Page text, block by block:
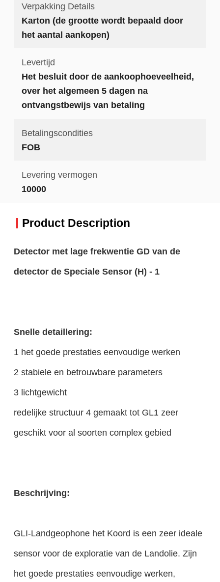
Verpakking Details
Karton (de grootte wordt bepaald door
het aantal aankopen)
Levertijd
Het besluit door de aankoophoeveelheid,
over het algemeen 5 dagen na
ontvangstbewijs van betaling
Betalingscondities
FOB
Levering vermogen
10000
Product Description
Detector met lage frekwentie GD van de
detector de Speciale Sensor (H) - 1
Snelle detaillering:
1 het goede prestaties eenvoudige werken
2 stabiele en betrouwbare parameters
3 lichtgewicht
redelijke structuur 4 gemaakt tot GL1 zeer
geschikt voor al soorten complex gebied
Beschrijving:
GLI-Landgeophone het Koord is een zeer ideale
sensor voor de exploratie van de Landolie. Zijn
het goede prestaties eenvoudige werken,